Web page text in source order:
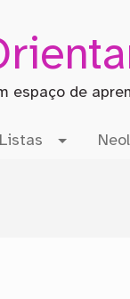
espaço de
Listas